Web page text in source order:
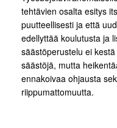
tehtävien osalta esitys
puutteellisesti ja että
edellyttää koulutusta ja
säästöperustelu ei
säästöjä, mutta
ennakoivaa ohjausta
riippumattomuutta.